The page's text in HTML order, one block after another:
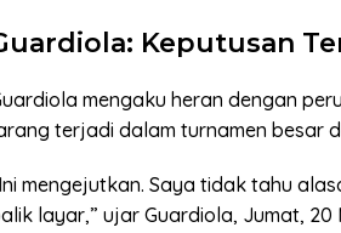
Keputusan
mengaku heran dengan
terjadi dalam turnamen besar
mengejutkan. Saya tidak tahu
layar,” ujar Guardiola, Jumat, 20